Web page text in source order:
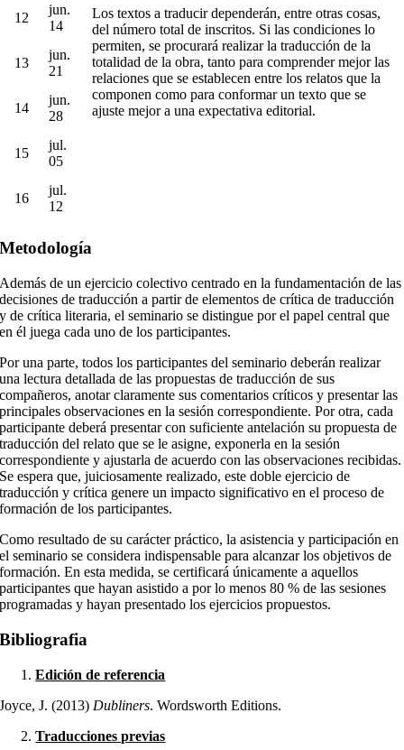
Los textos a traducir dependerán, entre otras cosas,
del número total de inscritos. Si las condiciones lo
permiten, se procurará realizar la traducción de la
totalidad de la obra, tanto para comprender mejor las
relaciones que se establecen entre los relatos que la
componen como para conformar un texto que se
ajuste mejor a una expectativa editorial.
12
jun.
14
13
jun.
21
14
jun.
28
15
jul.
05
16
jul.
12
Metodología
Además de un ejercicio colectivo centrado en la fundamentación de las
decisiones de traducción a partir de elementos de crítica de traducción
y de crítica literaria, el seminario se distingue por el papel central que
en él juega cada uno de los participantes.
Por una parte, todos los participantes del seminario deberán realizar
una lectura detallada de las propuestas de traducción de sus
compañeros, anotar claramente sus comentarios críticos y presentar las
principales observaciones en la sesión correspondiente. Por otra, cada
participante deberá presentar con suficiente antelación su propuesta de
traducción del relato que se le asigne, exponerla en la sesión
correspondiente y ajustarla de acuerdo con las observaciones recibidas.
Se espera que, juiciosamente realizado, este doble ejercicio de
traducción y crítica genere un impacto significativo en el proceso de
formación de los participantes.
Como resultado de su carácter práctico, la asistencia y participación en
el seminario se considera indispensable para alcanzar los objetivos de
formación. En esta medida, se certificará únicamente a aquellos
participantes que hayan asistido a por lo menos 80 % de las sesiones
programadas y hayan presentado los ejercicios propuestos.
Bibliografia
Edición de referencia
Joyce, J. (2013) Dubliners. Wordsworth Editions.
Traducciones previas